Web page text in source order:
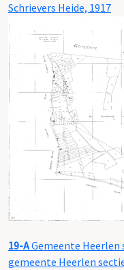
Schrievers Heide, 1917
19-AGemeente Heerlen
gemeente Heerlen